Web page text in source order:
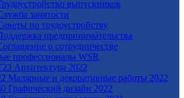
выпускников
занятости
по трудоустройству
предпринимательства
о сотрудничестве
профессионалы WSR
Архитектура 2022
Малярные и декоративные работы 2022
Графический дизайн 2022